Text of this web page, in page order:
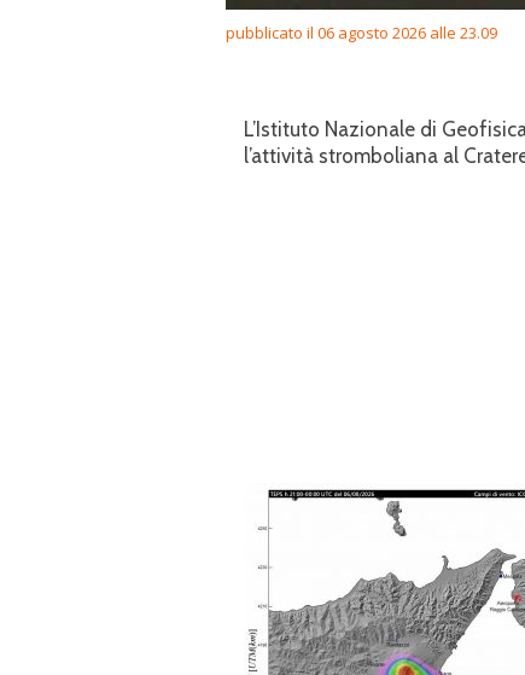
pubblicato il 06 agosto 2026 alle 23.09
L’Istituto Nazionale di
l’attività stromboliana al